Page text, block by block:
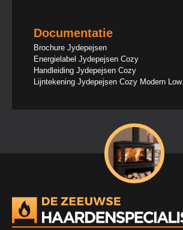
Documentatie
Brochure Jydepejsen
Energielabel Jydepejsen Cozy
Handleiding Jydepejsen Cozy
Lijntekening Jydepejsen Cozy Modern Low